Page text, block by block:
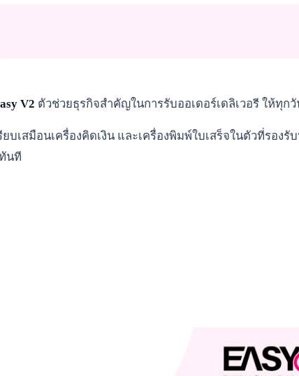
V2 ตัวช่วยธุรกิจสำคัญในการรับออเดอร์เดลิเวอรี ให้ทุก
บเสมือนเครื่องคิดเงิน และเครื่องพิมพ์ใบเสร็จในตัวที่รอง
นที